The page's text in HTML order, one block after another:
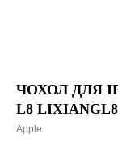
ЧОХОЛ ДЛЯ
L8 LIXIANGL8
Apple